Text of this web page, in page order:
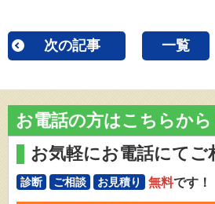
次の記事 一覧
お電話の方はこちらから
お気軽にお電話にてご
診断 ご相談 お見積り 無料です！